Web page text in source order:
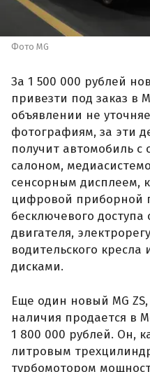
Фото MG
За 1 500 000 рублей
привезти под заказ в
объявлении не
фотографиям, за эти
получит автомобиль
салоном,
сенсорным дисплеем,
цифровой приборной
бесключевого доступа
двигателя,
водительского
дисками.
Еще один новый MG
наличия продается в
1 800 000 рублей. Он,
литровым
турбомотором